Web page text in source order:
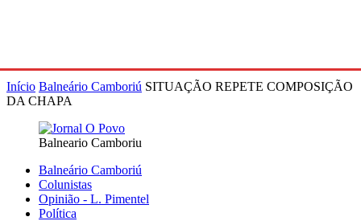
Início Balneário Camboriú SITUAÇÃO REPETE COMPOSIÇÃO
DA CHAPA
Balneario Camboriu
Balneário Camboriú
Colunistas
Opinião - L. Pimentel
Política